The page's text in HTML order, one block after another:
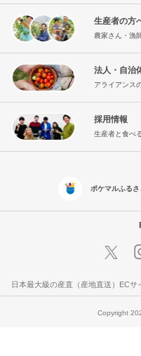
生産者の方
農家さん・漁
法人・自治
アライアンス
採用情報
生産者と食べ
ポケマルふる
日本最大級の産直（産地直送）ECサ
Copyright